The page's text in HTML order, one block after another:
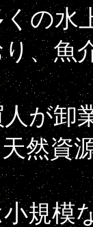
の水
、魚
が卸
然資
規模